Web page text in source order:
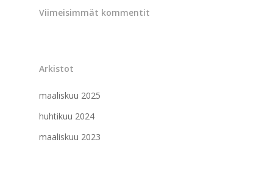
Viimeisimmät kommentit
Arkistot
maaliskuu 2025
huhtikuu 2024
maaliskuu 2023